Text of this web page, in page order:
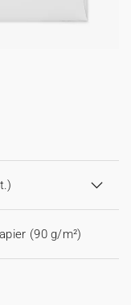
(90 g/m²)